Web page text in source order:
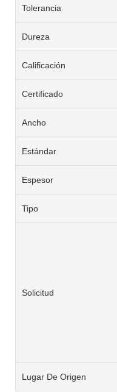
Tolerancia
Dureza
Calificación
Certificado
Ancho
Estándar
Espesor
Tipo
Solicitud
Lugar De Origen